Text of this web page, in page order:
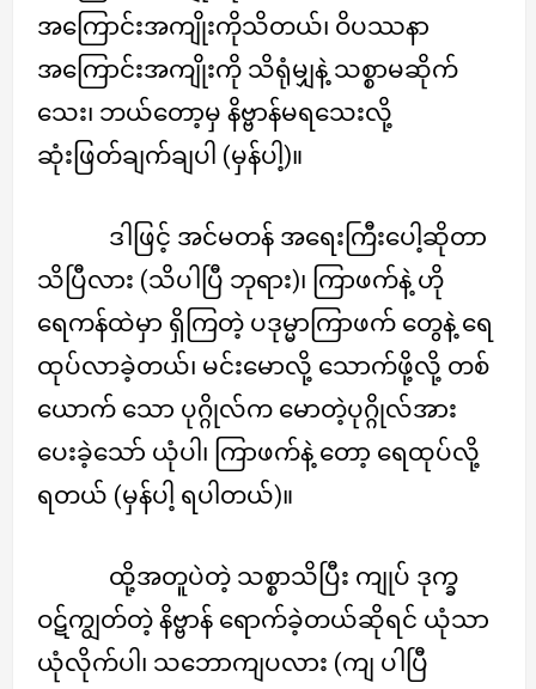
အကြောင်းအကျိုးကိုသိတယ်၊ ဝိပဿနာ
အကြောင်းအကျိုးကို သိရုံမျှနဲ့ သစ္စာမဆိုက်
သေး၊ ဘယ်တော့မှ နိဗ္ဗာန်မရသေးလို့
ဆုံးဖြတ်ချက်ချပါ (မှန်ပါ့)။
ဒါဖြင့် အင်မတန် အရေးကြီးပေါ့ဆိုတာ
သိပြီလား (သိပါပြီ ဘုရား)၊ ကြာဖက်နဲ့ ဟို
ရေကန်ထဲမှာ ရှိကြတဲ့ ပဒုမ္မာကြာဖက် တွေနဲ့ ရေ
ထုပ်လာခဲ့တယ်၊ မင်းမောလို့ သောက်ဖို့လို့ တစ်
ယောက် သော ပုဂ္ဂိုလ်က မောတဲ့ပုဂ္ဂိုလ်အား
ပေးခဲ့သော် ယုံပါ၊ ကြာဖက်နဲ့ တော့ ရေထုပ်လို့
ရတယ် (မှန်ပါ့ ရပါတယ်)။
ထို့အတူပဲတဲ့ သစ္စာသိပြီး ကျုပ် ဒုက္ခ
ဝဋ်ကျွတ်တဲ့ နိဗ္ဗာန် ရောက်ခဲ့တယ်ဆိုရင် ယုံသာ
ယုံလိုက်ပါ၊ သဘောကျပလား (ကျ ပါပြီ